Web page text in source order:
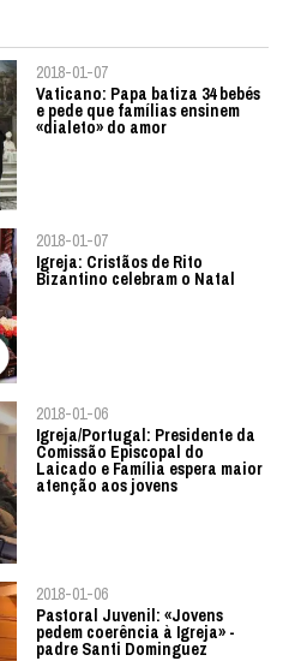
2018-01-07
Vaticano: Papa batiza 34 bebés
e pede que famílias ensinem
«dialeto» do amor
2018-01-07
Igreja: Cristãos de Rito
Bizantino celebram o Natal
2018-01-06
Igreja/Portugal: Presidente da
Comissão Episcopal do
Laicado e Família espera maior
atenção aos jovens
2018-01-06
Pastoral Juvenil: «Jovens
pedem coerência à Igreja» -
padre Santi Dominguez